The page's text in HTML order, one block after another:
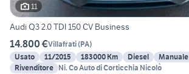
11
Audi Q3 2.0 TDI 150 CV Business
14.800 €Villafrati(PA)
Usato
11/2015 183000 Km Diesel Manuale
Rivenditore Ni. Co Auto di Corticchia Nicolò